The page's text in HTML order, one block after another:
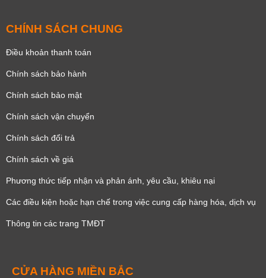
CHÍNH SÁCH CHUNG
Điều khoản thanh toán
Chính sách bảo hành
Chính sách bảo mật
Chính sách vận chuyển
Chính sách đổi trả
Chính sách về giá
Phương thức tiếp nhận và phản ánh, yêu cầu, khiêu nại
Các điều kiện hoặc hạn chế trong việc cung cấp hàng hóa, dịch vụ
Thông tin các trang TMĐT
CỬA HÀNG MIỀN BẮC